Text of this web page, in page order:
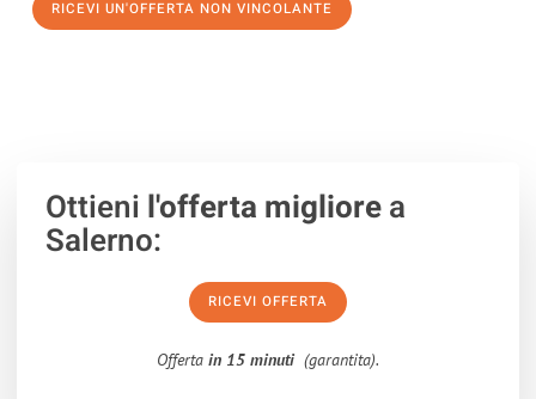
RICEVI UN'OFFERTA NON VINCOLANTE
Ottieni l'offerta migliorea
Salerno:
RICEVI OFFERTA
Offerta in 15 minuti (garantita).